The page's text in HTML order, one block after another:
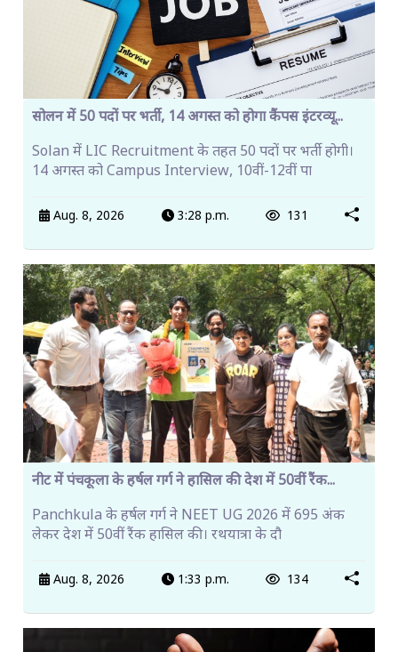
सोलन में 50 पदों पर भर्ती, 14 अगस्त को होगा कैंपस इंटरव्यू...
Solan में LIC Recruitment के तहत 50 पदों पर भर्ती होगी।
14 अगस्त को Campus Interview, 10वीं-12वीं पा
Aug. 8, 2026 3:28 p.m. 131
नीट में पंचकूला के हर्षल गर्ग ने हासिल की देश में 50वीं रैंक...
Panchkula के हर्षल गर्ग ने NEET UG 2026 में 695 अंक
लेकर देश में 50वीं रैंक हासिल की। रथयात्रा के दौ
Aug. 8, 2026 1:33 p.m. 134